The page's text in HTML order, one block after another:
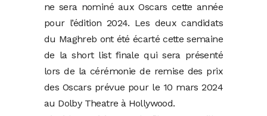
ne sera nominé aux Oscars cette année
pour l’édition 2024. Les deux candidats
du Maghreb ont été écarté cette semaine
de la short list finale qui sera présenté
lors de la cérémonie de remise des prix
des Oscars prévue pour le 10 mars 2024
au Dolby Theatre à Hollywood.